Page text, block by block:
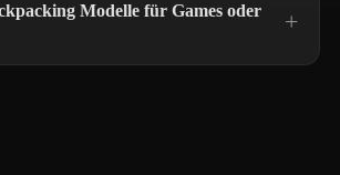
Modelle für Games oder